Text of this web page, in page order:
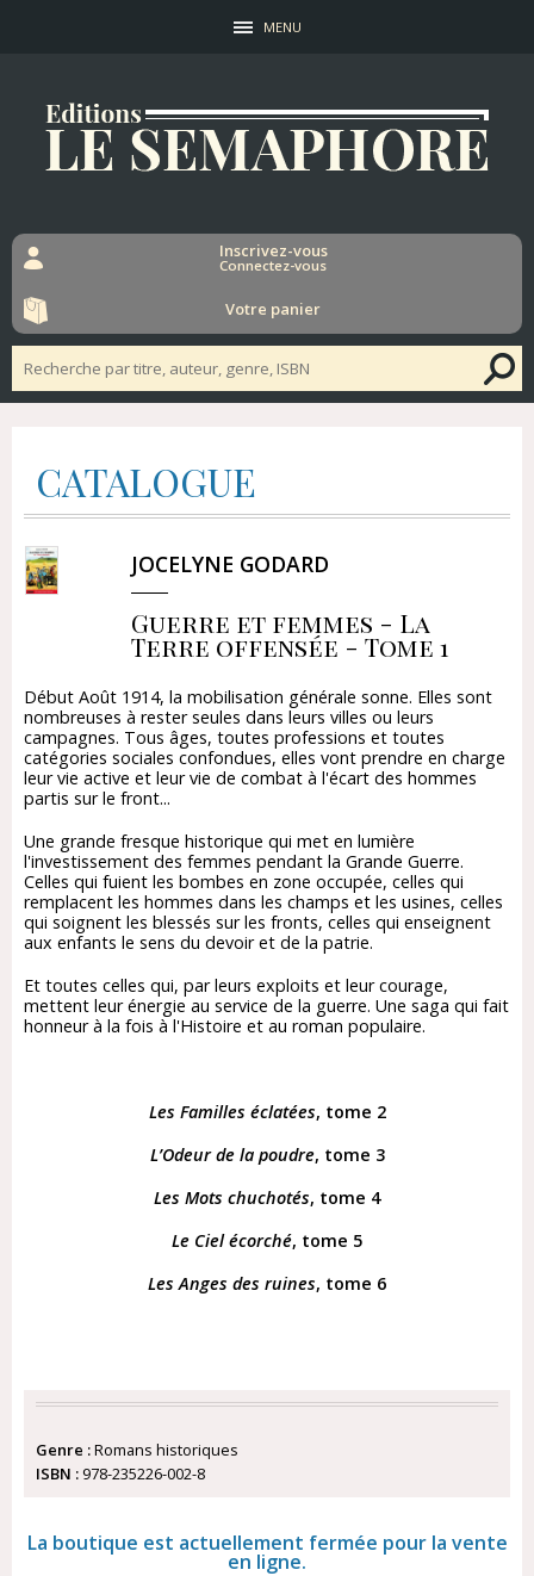
MENU
Inscrivez-vous
Connectez-vous
Votre panier
CATALOGUE
JOCELYNE GODARD
Guerre et femmes - La
Terre offensée - Tome 1
Début Août 1914, la mobilisation générale sonne. Elles sont
nombreuses à rester seules dans leurs villes ou leurs
campagnes. Tous âges, toutes professions et toutes
catégories sociales confondues, elles vont prendre en charge
leur vie active et leur vie de combat à l'écart des hommes
partis sur le front...
Une grande fresque historique qui met en lumière
l'investissement des femmes pendant la Grande Guerre.
Celles qui fuient les bombes en zone occupée, celles qui
remplacent les hommes dans les champs et les usines, celles
qui soignent les blessés sur les fronts, celles qui enseignent
aux enfants le sens du devoir et de la patrie.
Et toutes celles qui, par leurs exploits et leur courage,
mettent leur énergie au service de la guerre. Une saga qui fait
honneur à la fois à l'Histoire et au roman populaire.
Les Familles éclatées, tome 2
L’Odeur de la poudre, tome 3
Les Mots chuchotés, tome 4
Le Ciel écorché, tome 5
Les Anges des ruines, tome 6
Genre :Romans historiques
ISBN : 978-235226-002-8
La boutique est actuellement fermée pour la vente
en ligne.